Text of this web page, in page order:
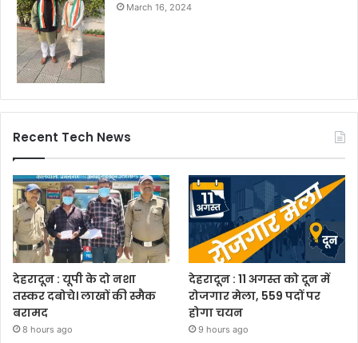
March 16, 2024
Recent Tech News
देहरादून : यूपी के दो नशा
तस्कर दबोचे। लाखों की स्मैक
बरामद
8 hours ago
देहरादून : 11 अगस्त को दून में
रोजगार मेला, 559 पदों पर
होगा चयन
9 hours ago